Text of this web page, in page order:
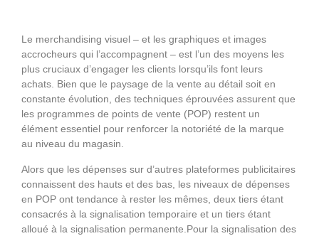
Le merchandising visuel – et les graphiques et images
accrocheurs qui l’accompagnent – est l’un des moyens les
plus cruciaux d’engager les clients lorsqu’ils font leurs
achats. Bien que le paysage de la vente au détail soit en
constante évolution, des techniques éprouvées assurent que
les programmes de points de vente (POP) restent un
élément essentiel pour renforcer la notoriété de la marque
au niveau du magasin.
Alors que les dépenses sur d’autres plateformes publicitaires
connaissent des hauts et des bas, les niveaux de dépenses
en POP ont tendance à rester les mêmes, deux tiers étant
consacrés à la signalisation temporaire et un tiers étant
alloué à la signalisation permanente.Pour la signalisation des